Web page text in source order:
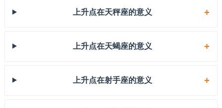
上升点在天秤座的意义
上升点在天蝎座的意义
上升点在射手座的意义